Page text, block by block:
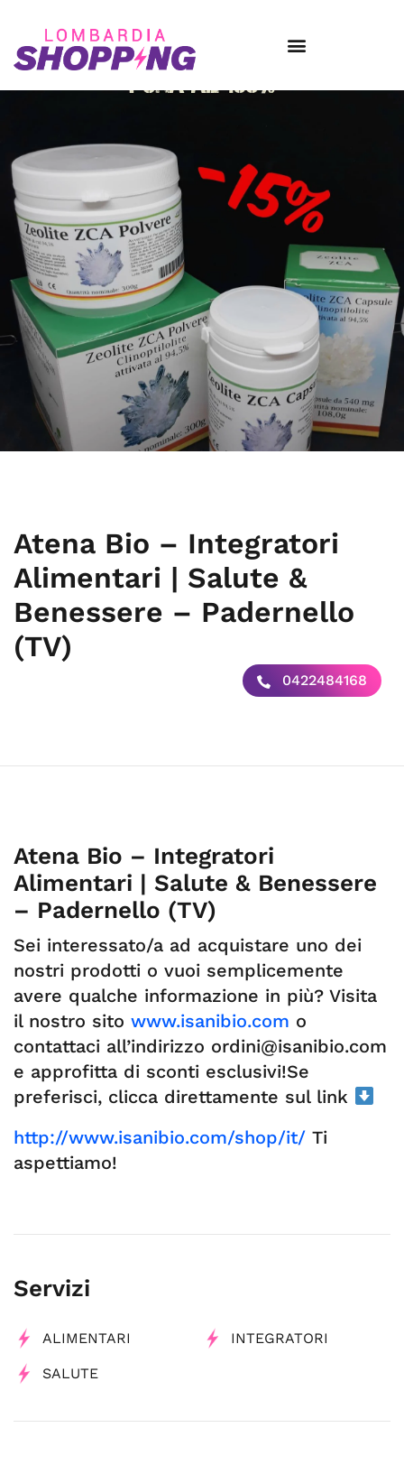
Atena Bio – Integratori
Alimentari | Salute &
Benessere – Padernello
(TV)
0422484168
Atena Bio – Integratori
Alimentari | Salute & Benessere
– Padernello (TV)
Sei interessato/a ad acquistare uno dei
nostri prodotti o vuoi semplicemente
avere qualche informazione in più? Visita
il nostro sito www.isanibio.com o
contattaci all’indirizzo ordini@isanibio.com
e approfitta di sconti esclusivi!Se
preferisci, clicca direttamente sul link
http://www.isanibio.com/shop/it/ Ti
aspettiamo!
Servizi
ALIMENTARI INTEGRATORI
SALUTE